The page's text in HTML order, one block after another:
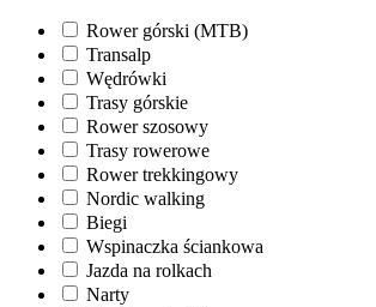
Rower górski (MTB)
Transalp
Wędrówki
Trasy górskie
Rower szosowy
Trasy rowerowe
Rower trekkingowy
Nordic walking
Biegi
Wspinaczka ściankowa
Jazda na rolkach
Narty